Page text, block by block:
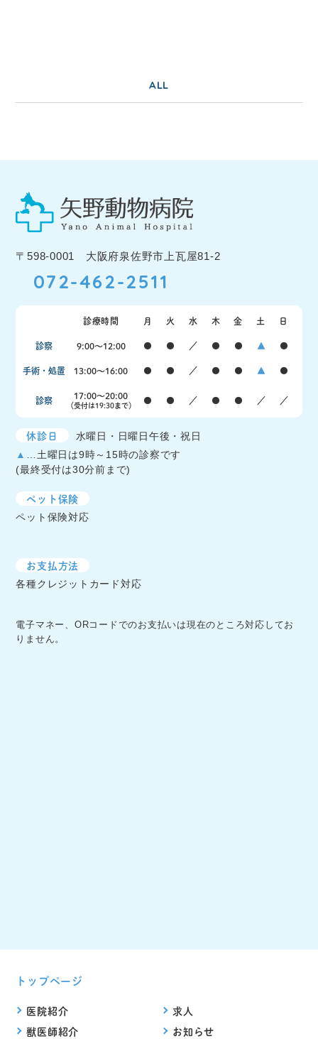
ALL
〒598-0001 大阪府泉佐野市上瓦屋81-2
072-462-2511
診療時間 月 火 水 木 金 土 日
診察 9:00〜12:00 ● ● ／ ● ● ▲ ●
手術・処置 13:00〜16:00 ● ● ／ ● ● ▲ ●
診察 17:00〜20:00
（受付は19:30まで） ● ● ／ ● ● ／ ／
休診日
水曜日・日曜日午後・祝日
▲ …土曜日は9時～15時の診察です
(最終受付は30分前まで)
ペット保険
ペット保険対応
お支払方法
各種クレジットカード対応
電子マネー、ORコードでのお支払いは現在のところ対応してお
りません。
トップページ
医院紹介
獣医師紹介
求人
お知らせ